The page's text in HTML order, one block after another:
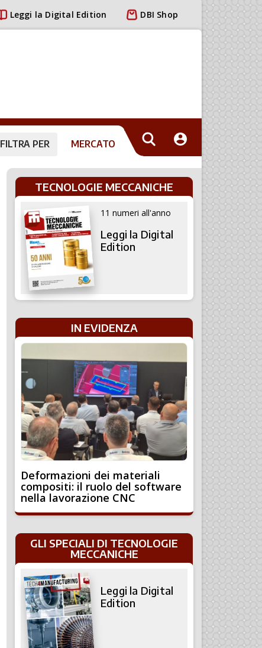
Leggi la Digital Edition DBI Shop
FILTRA PER MERCATO
TECNOLOGIE MECCANICHE
11 numeri all'anno
Leggi la Digital
Edition
IN EVIDENZA
Deformazioni dei materiali
compositi: il ruolo del software
nella lavorazione CNC
GLI SPECIALI DI TECNOLOGIE
MECCANICHE
Leggi la Digital
Edition